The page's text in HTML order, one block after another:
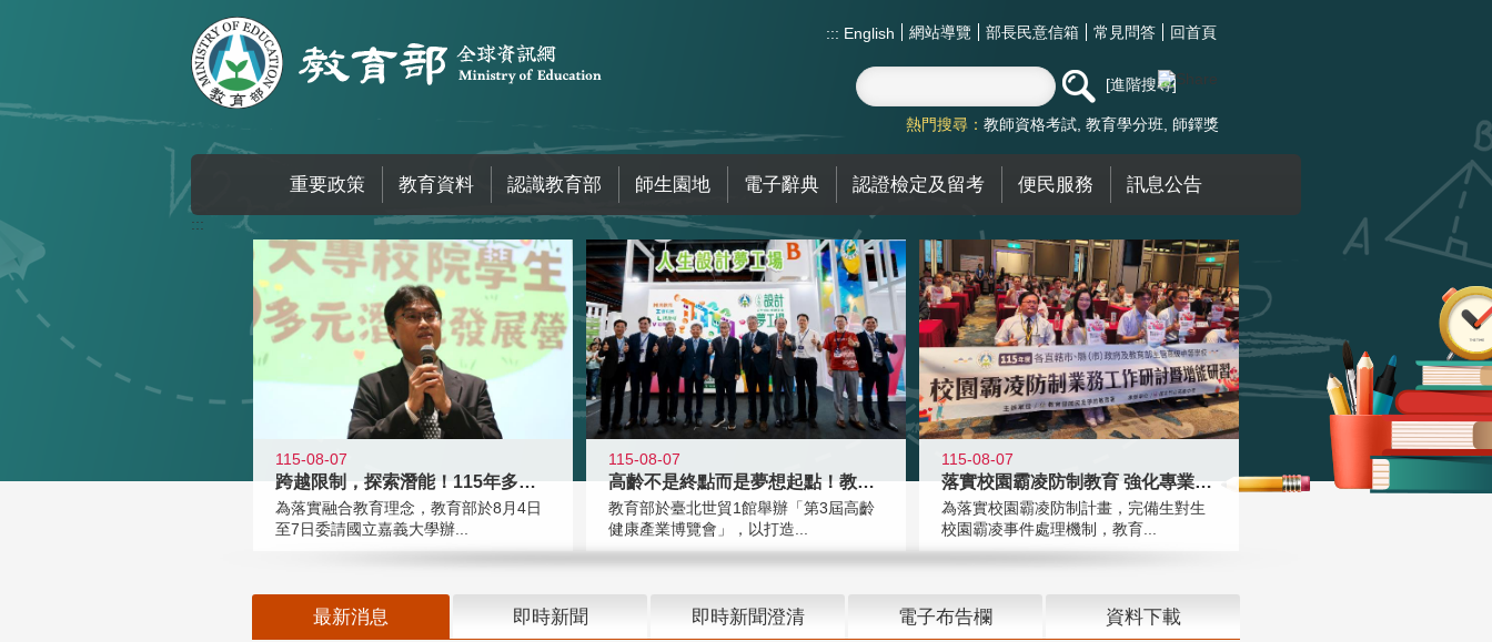
::: English 網站導覽 部長民意信箱 常見問答 回首頁
進階搜尋
熱門搜尋： 教師資格考試 教育學分班 師鐸獎
重要政策 教育資料 認識教育部 師生園地 電子辭典 認證檢定及留考 便民服務 訊息公告
:::
115-08-07
跨越限制，探索潛能！115年多元潛
為落實融合教育理念，教育部於8月4日
至7日委請國立嘉義大學辦...
115-08-07
高齡不是終點而是夢想起點！教育部打
教育部於臺北世貿1館舉辦「第3屆高齡
健康產業博覽會」，以打造...
115-08-07
落實校園霸凌防制教育 強化專業知能
為落實校園霸凌防制計畫，完備生對生
校園霸凌事件處理機制，教育...
最新消息 即時新聞 即時新聞澄清 電子布告欄 資料下載